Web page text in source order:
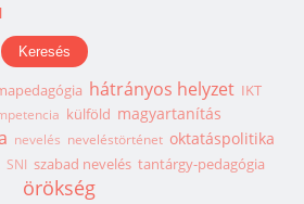
hátrányos helyzet IKT
külföld magyartanítás
nevelés neveléstörténet oktatáspolitika
SNI szabad nevelés tantárgy-pedagógia
örökség